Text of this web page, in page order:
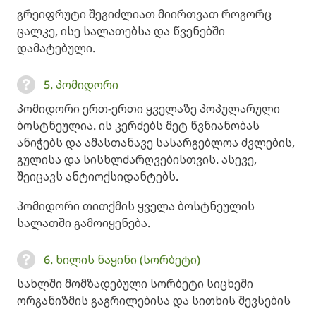
გრეიფრუტი შეგიძლიათ მიირთვათ როგორც
ცალკე, ისე სალათებსა და წვენებში
დამატებული.
5. პომიდორი
პომიდორი ერთ-ერთი ყველაზე პოპულარული
ბოსტნეულია. ის კერძებს მეტ წვნიანობას
ანიჭებს და ამასთანავე სასარგებლოა ძვლების,
გულისა და სისხლძარღვებისთვის. ასევე,
შეიცავს ანტიოქსიდანტებს.
პომიდორი თითქმის ყველა ბოსტნეულის
სალათში გამოიყენება.
6. ხილის ნაყინი (სორბეტი)
სახლში მომზადებული სორბეტი სიცხეში
ორგანიზმის გაგრილებისა და სითხის შევსების